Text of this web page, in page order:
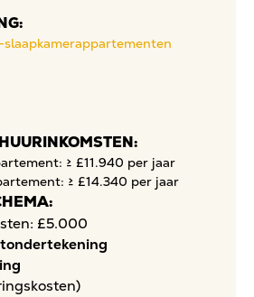
slaapkamerappartementen
≥ £11.940 per jaar
≥ £14.340 per jaar
£5.000